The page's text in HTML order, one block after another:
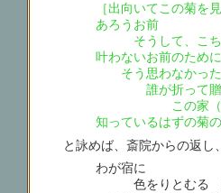
［出向いてこの菊を
あろうお前
そうして、こち
叶わないお前のために
そう思わなかった
誰が折って贈っ
この家（宮中
知っているはずの菊の
と詠めば、斎院からの返し、
わが宿に
色をりとむる